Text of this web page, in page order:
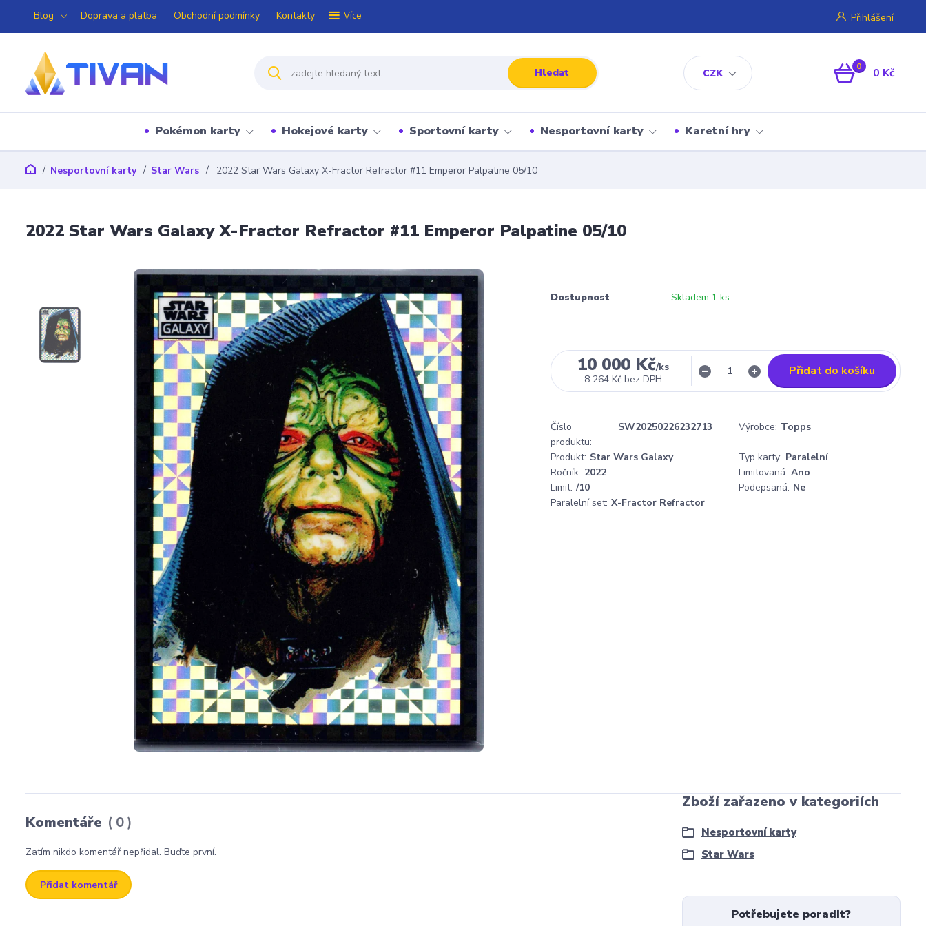
Blog Doprava a platba Obchodní podmínky Kontakty Více
CZK
Přihlášení
Hledat 0 0 Kč
Pokémon karty Hokejové karty Sportovní karty Nesportovní karty Karetní hry
Nesportovní karty Star Wars 2022 Star Wars Galaxy X-Fractor Refractor #11 Emperor Palpatine 05/10
2022 Star Wars Galaxy X-Fractor Refractor #11 Emperor Palpatine 05/10
Dostupnost Skladem 1 ks
10 000 Kč/ks
8 264 Kč bez DPH
Přidat do košíku
Číslo
produktu:
SW20250226232713 Výrobce: Topps
Produkt: Star Wars Galaxy Typ karty: Paralelní
Ročník: 2022 Limitovaná: Ano
Limit: /10 Podepsaná: Ne
Paralelní set: X-Fractor Refractor
Komentáře 0
Zatím nikdo komentář nepřidal. Buďte první.
Přidat komentář
Zboží zařazeno v kategoriích
Nesportovní karty
Star Wars
Potřebujete poradit?